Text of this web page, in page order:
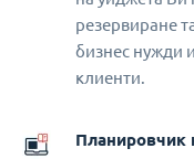
резервиране
бизнес нужди
клиенти.
Планировчик